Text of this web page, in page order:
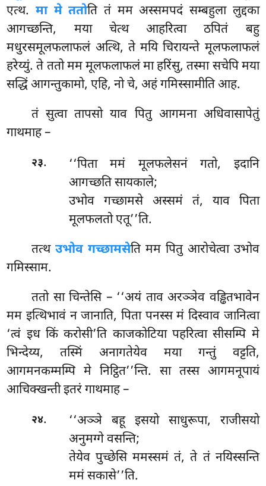
एत्थ. मा मे ततोति तं मम अस्समपदं सम्बहुला लुद्दका
आगच्छन्ति, मया चेत्थ आहरित्वा ठपितं बहु
मधुरसमूलफलाफलं अत्थि, ते मयि चिरायन्ते मूलफलाफलं
हरेय्युं. ते ततो मम मूलफलाफलं मा हरिंसु, तस्मा सचेपि मया
सद्धिं आगन्तुकामो, एहि, नो चे, अहं गमिस्सामीति आह.
तं सुत्वा तापसो याव पितु आगमना अधिवासापेतुं
गाथमाह –
२३.
‘‘पिता ममं मूलफलेसनं गतो, इदानि
आगच्छति सायकाले;
उभोव गच्छामसे अस्समं तं, याव पिता
मूलफलतो एतू’’ति.
तत्थ उभोव गच्छामसेति मम पितु आरोचेत्वा उभोव
गमिस्साम.
ततो सा चिन्तेसि – ‘‘अयं ताव अरञ्ञेव वड्ढितभावेन
मम इत्थिभावं न जानाति, पिता पनस्स मं दिस्वाव जानित्वा
‘त्वं इध किं करोसी’ति काजकोटिया पहरित्वा सीसम्पि मे
भिन्देय्य, तस्मिं अनागतेयेव मया गन्तुं वट्टति,
आगमनकम्मम्पि मे निट्ठित’’न्ति. सा तस्स आगमनूपायं
आचिक्खन्ती इतरं गाथमाह –
२४. ‘‘अञ्ञे बहू इसयो साधुरूपा, राजीसयो
अनुमग्गे वसन्ति;
तेयेव पुच्छेसि ममस्समं तं, ते तं नयिस्सन्ति
ममं सकासे’’ति.